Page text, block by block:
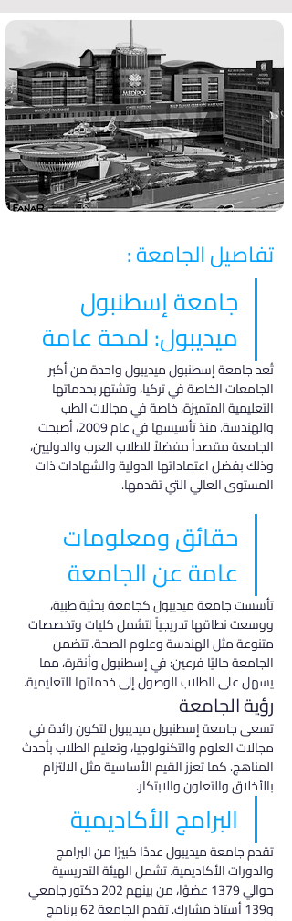
تفاصيل الجامعة :
جامعة إسطنبول
ميديبول: لمحة عامة
تُعد جامعة إسطنبول ميديبول واحدة من أكبر
الجامعات الخاصة في تركيا، وتشتهر بخدماتها
التعليمية المتميزة، خاصة في مجالات الطب
والهندسة. منذ تأسيسها في عام 2009، أصبحت
الجامعة مقصداً مفضلاً للطلاب العرب والدوليين،
وذلك بفضل اعتماداتها الدولية والشهادات ذات
المستوى العالي التي تقدمها.
حقائق ومعلومات
عامة عن الجامعة
تأسست جامعة ميديبول كجامعة بحثية طبية،
ووسعت نطاقها تدريجياً لتشمل كليات وتخصصات
متنوعة مثل الهندسة وعلوم الصحة. تتضمن
الجامعة حاليًا فرعين: في إسطنبول وأنقرة، مما
يسهل على الطلاب الوصول إلى خدماتها التعليمية.
رؤية الجامعة
تسعى جامعة إسطنبول ميديبول لتكون رائدة في
مجالات العلوم والتكنولوجيا، وتعليم الطلاب بأحدث
المناهج. كما تعزز القيم الأساسية مثل الالتزام
بالأخلاق والتعاون والابتكار.
البرامج الأكاديمية
تقدم جامعة ميديبول عددًا كبيرًا من البرامج
والدورات الأكاديمية. تشمل الهيئة التدريسية
حوالي 1379 عضوًا، من بينهم 202 دكتور جامعي
و139 أستاذ مشارك. تقدم الجامعة 62 برنامج